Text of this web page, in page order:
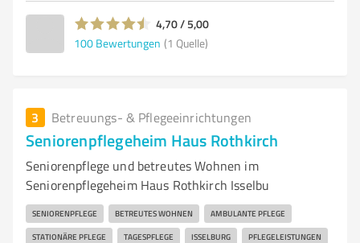
4,70 / 5,00
100 Bewertungen (1 Quelle)
3 Betreuungs- & Pflegeeinrichtungen
Seniorenpflegeheim Haus Rothkirch
Seniorenpflege und betreutes Wohnen im
Seniorenpflegeheim Haus Rothkirch Isselbu
SENIORENPFLEGE BETREUTES WOHNEN AMBULANTE PFLEGE
STATIONÄRE PFLEGE TAGESPFLEGE ISSELBURG PFLEGELEISTUNGEN